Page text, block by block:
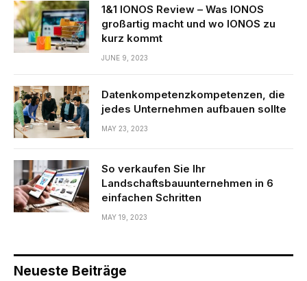
1&1 IONOS Review – Was IONOS
großartig macht und wo IONOS zu
kurz kommt
JUNE 9, 2023
Datenkompetenzkompetenzen, die
jedes Unternehmen aufbauen sollte
MAY 23, 2023
So verkaufen Sie Ihr
Landschaftsbauunternehmen in 6
einfachen Schritten
MAY 19, 2023
Neueste Beiträge